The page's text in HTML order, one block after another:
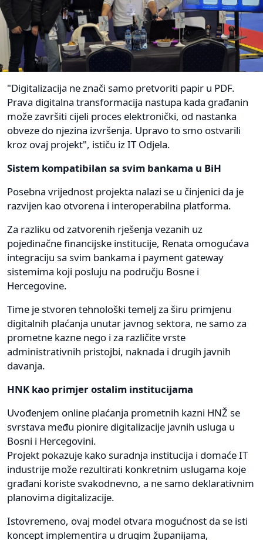
"Digitalizacija ne znači samo pretvoriti papir u PDF.
Prava digitalna transformacija nastupa kada građanin
može završiti cijeli proces elektronički, od nastanka
obveze do njezina izvršenja. Upravo to smo ostvarili
kroz ovaj projekt", ističu iz IT Odjela.
Sistem kompatibilan sa svim bankama u BiH
Posebna vrijednost projekta nalazi se u činjenici da je
razvijen kao otvorena i interoperabilna platforma.
Za razliku od zatvorenih rješenja vezanih uz
pojedinačne financijske institucije, Renata omogućava
integraciju sa svim bankama i payment gateway
sistemima koji posluju na području Bosne i
Hercegovine.
Time je stvoren tehnološki temelj za širu primjenu
digitalnih plaćanja unutar javnog sektora, ne samo za
prometne kazne nego i za različite vrste
administrativnih pristojbi, naknada i drugih javnih
davanja.
HNK kao primjer ostalim institucijama
Uvođenjem online plaćanja prometnih kazni HNŽ se
svrstava među pionire digitalizacije javnih usluga u
Bosni i Hercegovini.
Projekt pokazuje kako suradnja institucija i domaće IT
industrije može rezultirati konkretnim uslugama koje
građani koriste svakodnevno, a ne samo deklarativnim
planovima digitalizacije.
Istovremeno, ovaj model otvara mogućnost da se isti
koncept implementira u drugim županijama,